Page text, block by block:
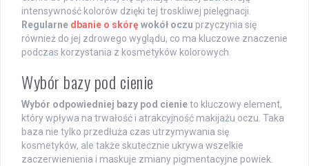
intensywność kolorów dzięki tej troskliwej pielęgnacji.
Regularne dbanie o skóręwokół oczu przyczynia się
również do jej zdrowego wyglądu, co ma kluczowe znaczenie
podczas korzystania z kosmetyków kolorowych.
Wybór bazy pod cienie
Wybór odpowiedniej bazy pod cienieto kluczowy element,
który wpływa na trwałość i atrakcyjność makijażu oczu. Taka
baza nie tylko przedłuża czas utrzymywania się
kosmetyków, ale także skutecznie ukrywa wszelkie
zaczerwienienia i maskuje zmiany pigmentacyjne powiek.